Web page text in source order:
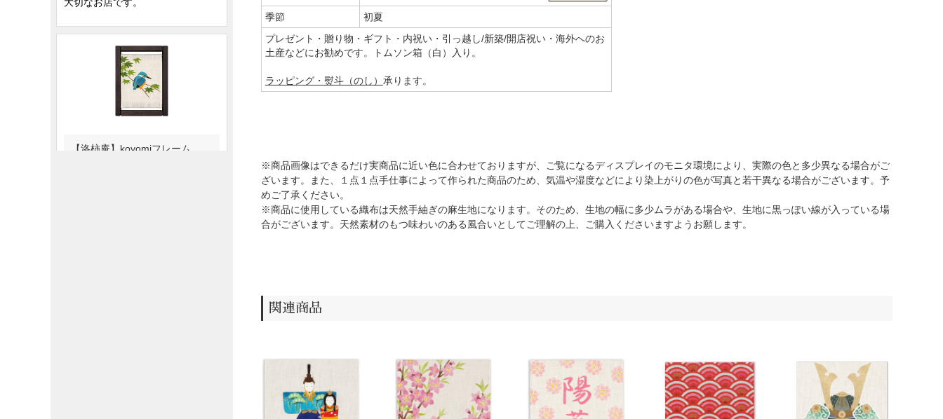
季節
初夏
プレゼント・贈り物・ギフト・内祝い・引っ越し/新築/開店祝い・海外へのお
土産などにお勧めです。トムソン箱（白）入り。
ラッピング・熨斗（のし） 承ります。
※商品画像はできるだけ実商品に近い色に合わせておりますが、ご覧になるディスプレイのモニタ環境により、実際の色と多少異なる場合がご
ざいます。また、１点１点手仕事によって作られた商品のため、気温や湿度などにより染上がりの色が写真と若干異なる場合がございます。予
めご了承ください。
※商品に使用している織布は天然手紬ぎの麻生地になります。そのため、生地の幅に多少ムラがある場合や、生地に黒っぽい線が入っている場
合がございます。天然素材のもつ味わいのある風合いとしてご理解の上、ご購入くださいますようお願します。
関連商品